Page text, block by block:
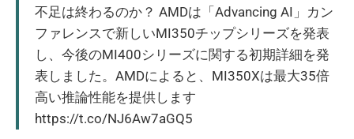
不足は終わるのか？ AMDは「Advancing AI」カン
ファレンスで新しいMI350チップシリーズを発表
し、今後のMI400シリーズに関する初期詳細を発
表しました。AMDによると、MI350Xは最大35倍
高い推論性能を提供します
https://t.co/NJ6Aw7aGQ5